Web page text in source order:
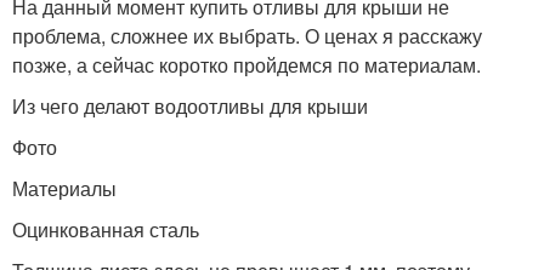
На данный момент купить отливы для крыши не
проблема, сложнее их выбрать. О ценах я расскажу
позже, а сейчас коротко пройдемся по материалам.
Из чего делают водоотливы для крыши
Фото
Материалы
Оцинкованная сталь